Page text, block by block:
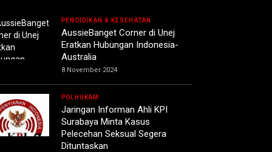
PENDIDIKAN & KESEHATAN
AussieBanget Corner di Unej
Eratkan Hubungan Indonesia-
Australia
8 November 2024
POLHUKAM
Jaringan Informan Ahli KPI
Surabaya Minta Kasus
Pelecehan Seksual Segera
Dituntaskan